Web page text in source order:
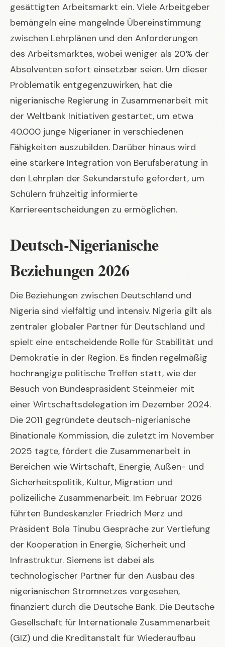
gesättigten Arbeitsmarkt ein. Viele Arbeitgeber
bemängeln eine mangelnde Übereinstimmung
zwischen Lehrplänen und den Anforderungen
des Arbeitsmarktes, wobei weniger als 20% der
Absolventen sofort einsetzbar seien. Um dieser
Problematik entgegenzuwirken, hat die
nigerianische Regierung in Zusammenarbeit mit
der Weltbank Initiativen gestartet, um etwa
40.000 junge Nigerianer in verschiedenen
Fähigkeiten auszubilden. Darüber hinaus wird
eine stärkere Integration von Berufsberatung in
den Lehrplan der Sekundarstufe gefordert, um
Schülern frühzeitig informierte
Karriereentscheidungen zu ermöglichen.
Deutsch-Nigerianische
Beziehungen 2026
Die Beziehungen zwischen Deutschland und
Nigeria sind vielfältig und intensiv. Nigeria gilt als
zentraler globaler Partner für Deutschland und
spielt eine entscheidende Rolle für Stabilität und
Demokratie in der Region. Es finden regelmäßig
hochrangige politische Treffen statt, wie der
Besuch von Bundespräsident Steinmeier mit
einer Wirtschaftsdelegation im Dezember 2024.
Die 2011 gegründete deutsch-nigerianische
Binationale Kommission, die zuletzt im November
2025 tagte, fördert die Zusammenarbeit in
Bereichen wie Wirtschaft, Energie, Außen- und
Sicherheitspolitik, Kultur, Migration und
polizeiliche Zusammenarbeit. Im Februar 2026
führten Bundeskanzler Friedrich Merz und
Präsident Bola Tinubu Gespräche zur Vertiefung
der Kooperation in Energie, Sicherheit und
Infrastruktur. Siemens ist dabei als
technologischer Partner für den Ausbau des
nigerianischen Stromnetzes vorgesehen,
finanziert durch die Deutsche Bank. Die Deutsche
Gesellschaft für Internationale Zusammenarbeit
(GIZ) und die Kreditanstalt für Wiederaufbau